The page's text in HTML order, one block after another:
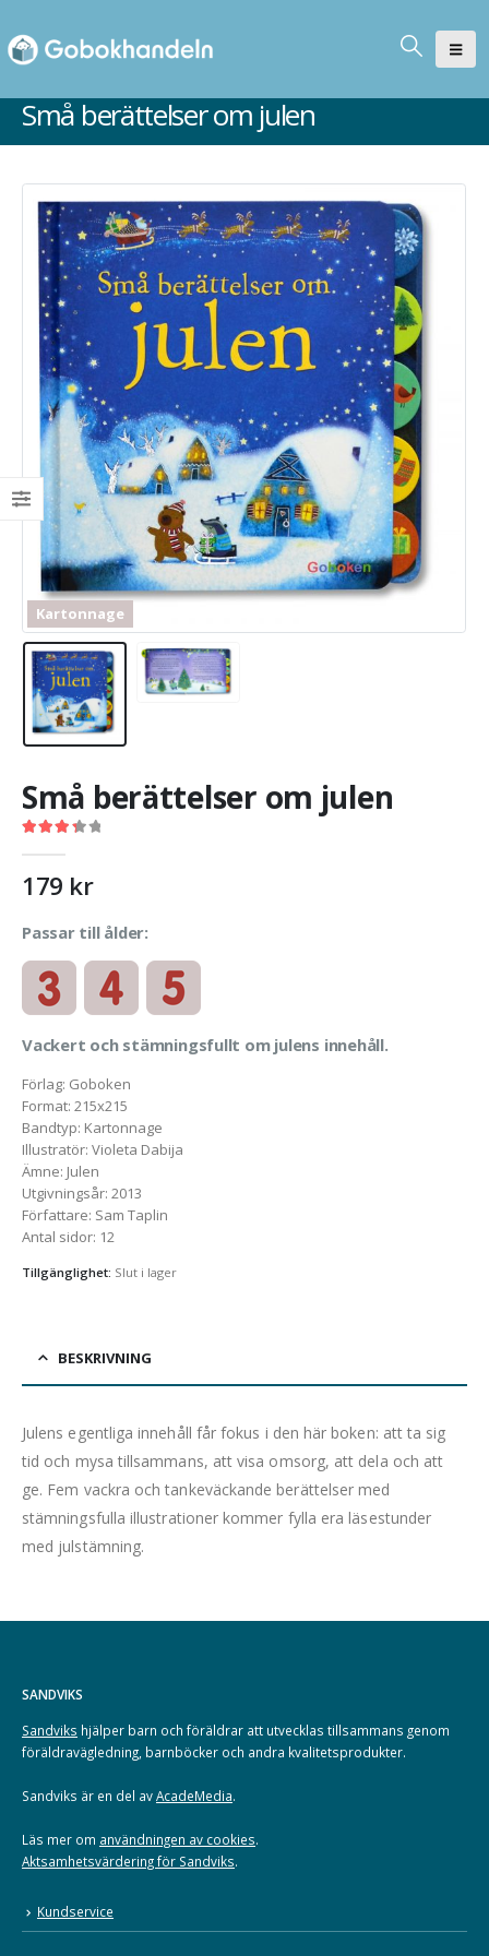
Små berättelser om julen
Kartonnage
Små berättelser om julen
179 kr
Passar till ålder:
Vackert och stämningsfullt om julens innehåll.
Förlag: Goboken
Format: 215x215
Bandtyp: Kartonnage
Illustratör: Violeta Dabija
Ämne: Julen
Utgivningsår: 2013
Författare: Sam Taplin
Antal sidor: 12
Tillgänglighet: Slut i lager
BESKRIVNING
Julens egentliga innehåll får fokus i den här boken: att ta sig
tid och mysa tillsammans, att visa omsorg, att dela och att
ge. Fem vackra och tankeväckande berättelser med
stämningsfulla illustrationer kommer fylla era läsestunder
med julstämning.
SANDVIKS
Sandviks hjälper barn och föräldrar att utvecklas tillsammans genom
föräldravägledning, barnböcker och andra kvalitetsprodukter.
Sandviks är en del avAcadeMedia.
Läs mer om användningen av cookies.
Aktsamhetsvärdering för Sandviks.
Kundservice